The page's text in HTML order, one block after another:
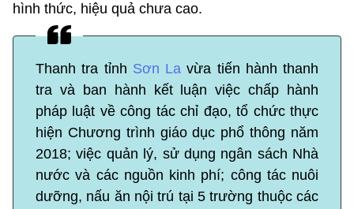
hình thức, hiệu quả chưa cao.
Thanh tra tỉnh Sơn La vừa tiến hành thanh
tra và ban hành kết luận việc chấp hành
pháp luật về công tác chỉ đạo, tổ chức thực
hiện Chương trình giáo dục phổ thông năm
2018; việc quản lý, sử dụng ngân sách Nhà
nước và các nguồn kinh phí; công tác nuôi
dưỡng, nấu ăn nội trú tại 5 trường thuộc các